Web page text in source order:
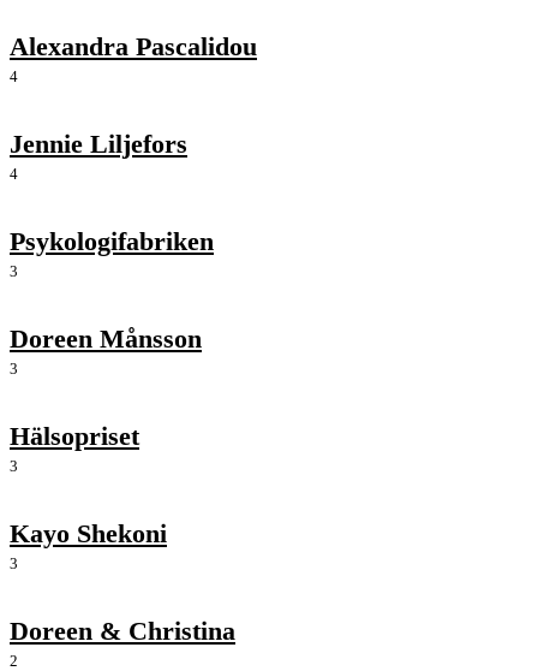
Alexandra Pascalidou
4
Jennie Liljefors
4
Psykologifabriken
3
Doreen Månsson
3
Hälsopriset
3
Kayo Shekoni
3
Doreen & Christina
2